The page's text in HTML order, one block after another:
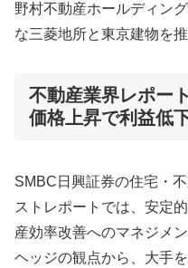
野村不動産ホールディン
な三菱地所と東京建物を
不動産業界レポー
価格上昇で利益低
SMBC日興証券の住宅・
ストレポートでは、安定
産効率改善へのマネジメ
ヘッジの観点から、大手